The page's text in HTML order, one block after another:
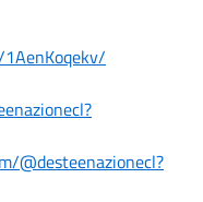
@desteenazionecl?